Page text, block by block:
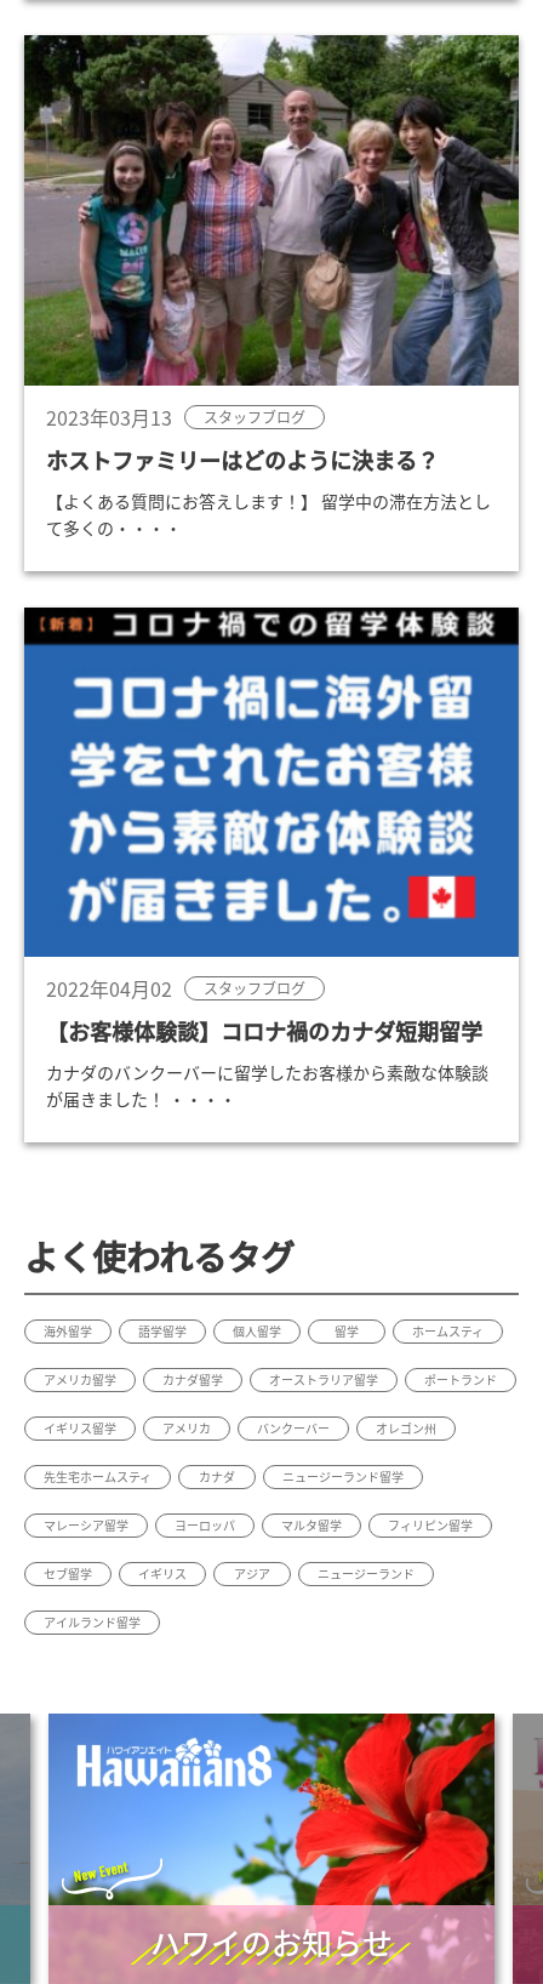
2023年03月13 スタッフブログ
ホストファミリーはどのように決まる？
【よくある質問にお答えします！】 留学中の滞在方法とし
て多くの・・・・
2022年04月02 スタッフブログ
【お客様体験談】コロナ禍のカナダ短期留学
カナダのバンクーバーに留学したお客様から素敵な体験談
が届きました！ ・・・・
よく使われるタグ
海外留学 語学留学 個人留学 留学 ホームスティ
アメリカ留学 カナダ留学 オーストラリア留学 ポートランド
イギリス留学 アメリカ バンクーバー オレゴン州
先生宅ホームスティ カナダ ニュージーランド留学
マレーシア留学 ヨーロッパ マルタ留学 フィリピン留学
セブ留学 イギリス アジア ニュージーランド
アイルランド留学
ハワイのお知らせ